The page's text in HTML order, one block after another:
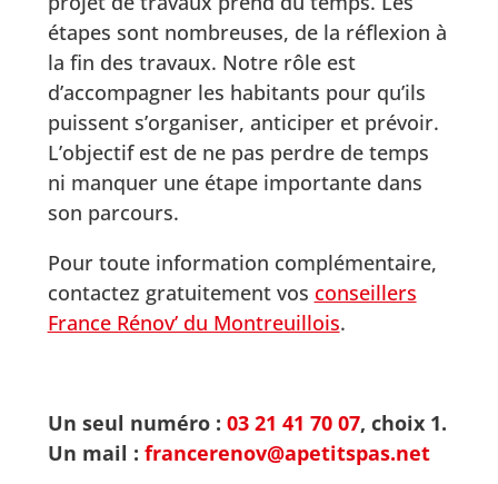
étapes sont nombreuses, de la réflexion à
la fin des travaux. Notre rôle est
d’accompagner les habitants pour qu’ils
puissent s’organiser, anticiper et prévoir.
L’objectif est de ne pas perdre de temps
ni manquer une étape importante dans
son parcours.
Pour toute information complémentaire,
contactez gratuitement vos conseillers
France Rénov’ du Montreuillois.
Un seul numéro : 03 21 41 70 07, choix 1.
Un mail : francerenov@apetitspas.net